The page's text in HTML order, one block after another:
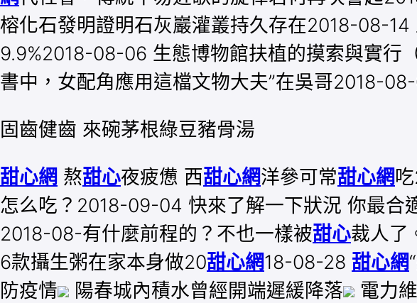
榕化石發明證明石灰巖灌叢持久存在2018-08-
9.9%2018-08-06 生態博物館扶植的摸索與實行
書中，女配角應用這檔文物大夫”在吳哥2018-
固齒健齒 來碗茅根綠豆豬骨湯
甜心網 熬甜心夜疲憊 西甜心網洋參可常甜心網
怎么吃？2018-09-04 快來了解一下狀況 你最
2018-08-有什麼前程的？不也一樣被甜心裁人了
6款攝生粥在家本身做20甜心網18-08-28 甜心網
防疫情
陽春城內積水曾經開端遲緩降落 電力